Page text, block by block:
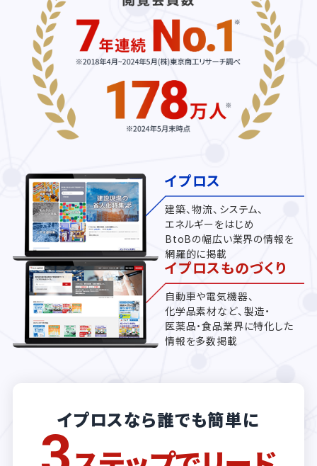
イプロス
建築、物流、システム、
エネルギーをはじめ
BtoBの幅広い業界の情報を
網羅的に掲載
イプロスものづくり
自動車や電気機器、
化学品素材など、製造・
医薬品・食品業界に特化した
情報を多数掲載
イプロスなら誰でも簡単に